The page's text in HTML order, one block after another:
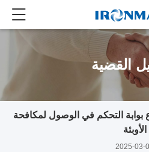
القضية
التحكم في الوصول لمكافحة
الأوبئة
2025-03-